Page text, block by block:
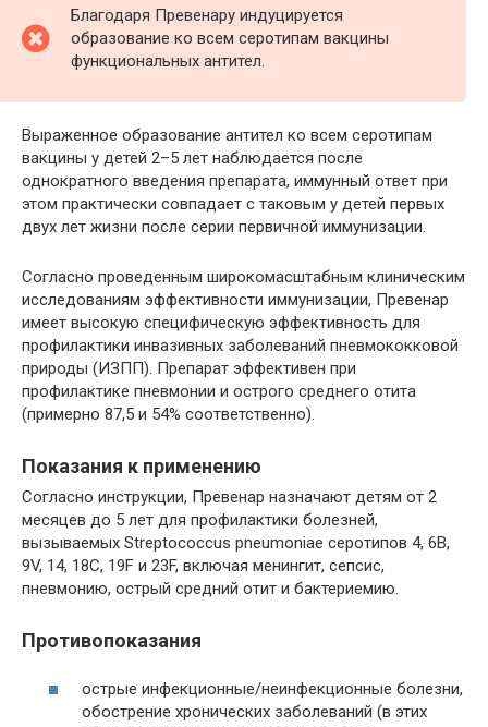
Благодаря Превенару индуцируется
образование ко всем серотипам вакцины
функциональных антител.
Выраженное образование антител ко всем серотипам
вакцины у детей 2–5 лет наблюдается после
однократного введения препарата, иммунный ответ при
этом практически совпадает с таковым у детей первых
двух лет жизни после серии первичной иммунизации.
Согласно проведенным широкомасштабным клиническим
исследованиям эффективности иммунизации, Превенар
имеет высокую специфическую эффективность для
профилактики инвазивных заболеваний пневмококковой
природы (ИЗПП). Препарат эффективен при
профилактике пневмонии и острого среднего отита
(примерно 87,5 и 54% соответственно).
Показания к применению
Согласно инструкции, Превенар назначают детям от 2
месяцев до 5 лет для профилактики болезней,
вызываемых Streptococcus pneumoniae серотипов 4, 6В,
9V, 14, 18С, 19F и 23F, включая менингит, сепсис,
пневмонию, острый средний отит и бактериемию.
Противопоказания
острые инфекционные/неинфекционные болезни,
обострение хронических заболеваний (в этих